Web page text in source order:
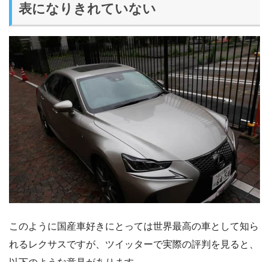
表になりきれていない
このように国産車好きにとっては世界最高の車として知ら
れるレクサスですが、ツイッターで実際の評判を見ると、